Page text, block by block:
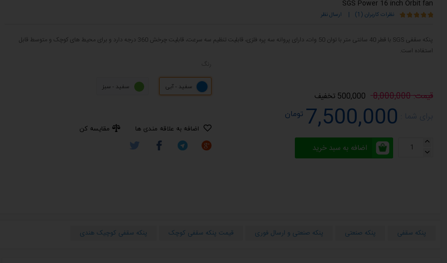
SGS Power 16 inch Orbit fan
نظرات کاربران (1) | ارسال نظر
پنکه سقفی SGS با قطر 40 سانتی متر با توان 50 وات، دارای پروانه سه پره فلزی، قابلیت تنظیم سه سرعت، قابلیت چرخش 360 درجه دارد و برای محیط های کوچک و متوسط قابل
استفاده است.
قیمت: 8,000,000 500,000 تخفیف
7,500,000 تومان
اضافه به سبد خرید
سفید - آبی سفید - سبز
اضافه به علاقه مندی ها مقایسه کن
پنکه سقفی پنکه صنعتی پنکه صنعتی و ارسال فوری قیمت پنکه سقفی کوچک پنکه سقفی کوچیک هندی